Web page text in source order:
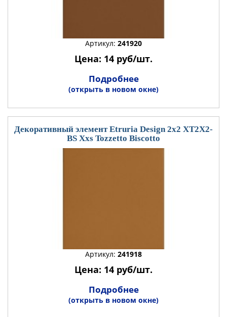
Артикул: 241920
Цена: 14 руб/шт.
Подробнее
(открыть в новом окне)
Декоративный элемент Etruria Design 2x2 XT2X2-
BS Xxs Tozzetto Biscotto
Артикул: 241918
Цена: 14 руб/шт.
Подробнее
(открыть в новом окне)